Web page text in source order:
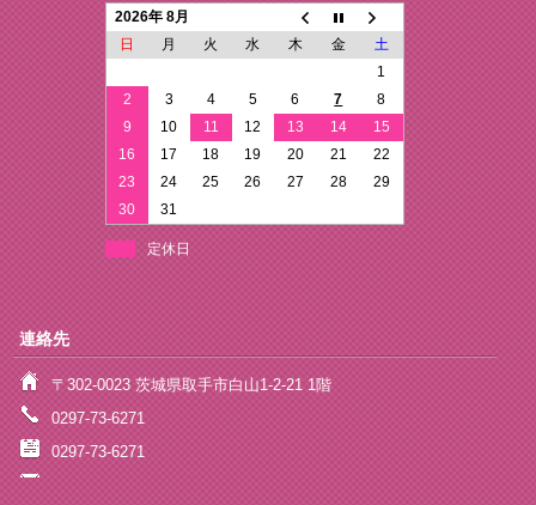
2026年 8月
日
月 火 水 木 金
土
1
2
3 4 5 6 7
8
9
10 11 12 13 14
15
16
17 18 19 20 21
22
23
24 25 26 27 28
29
30
31
定休日
連絡先
〒302-0023 茨城県取手市白山1-2-21 1階
0297-73-6271
0297-73-6271